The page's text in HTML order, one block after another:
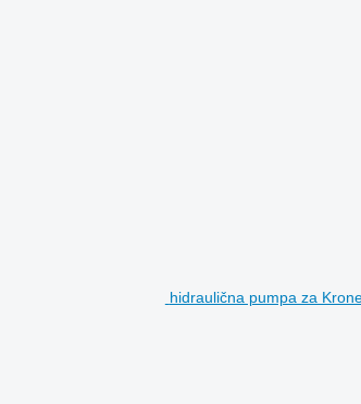
hidraulična pumpa za